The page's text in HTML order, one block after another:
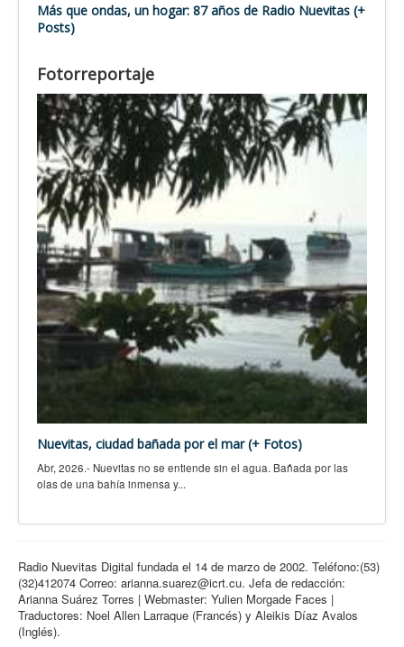
Más que ondas, un hogar: 87 años de Radio Nuevitas (+
Posts)
Fotorreportaje
Nuevitas, ciudad bañada por el mar (+ Fotos)
Abr, 2026.- Nuevitas no se entiende sin el agua. Bañada por las
olas de una bahía inmensa y...
Radio Nuevitas Digital fundada el 14 de marzo de 2002. Teléfono:(53)
(32)412074 Correo: arianna.suarez@icrt.cu. Jefa de redacción:
Arianna Suárez Torres | Webmaster: Yulien Morgade Faces |
Traductores: Noel Allen Larraque (Francés) y Aleikis Díaz Avalos
(Inglés).